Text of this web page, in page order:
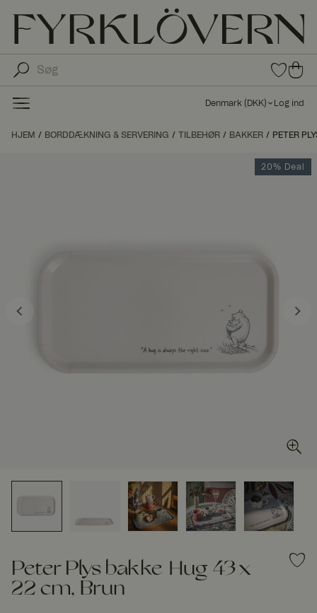
0
var
fav
0
var
er i
kø
kur
ve
Denmark ( DKK) Log ind
HJEM BORDDÆKNING & SERVERING TILBEHØR BAKKER PETER
20% Deal
Peter Plys bakke Hug 43 x
22 cm, Brun